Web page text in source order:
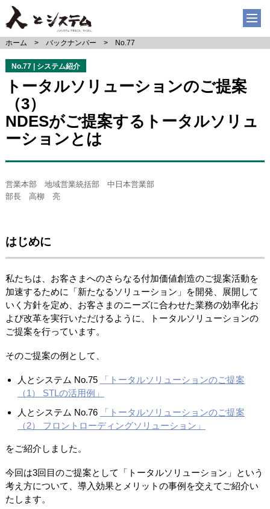
ホーム バックナンバー No.77
No.77 | システム紹介
トータルソリューションのご提案
（3）
NDESがご提案するトータルソリュ
ーションとは
営業本部 地域営業統括部 中日本営業部
部長 高柳 亮
はじめに
私たちは、お客さまへのさらなる付加価値創造のご提案活動を
加速するために「新たなるソリューション」を開発、展開して
いく方針を定め、お客さまのニーズに合わせた業務の効率化お
よび改革を実行いただけるように、トータルソリューションの
ご提案を行っています。
そのご提案の例として、
人とシステム No.75
「トータルソリューションのご提案
（1） STLの活用例」
人とシステム No.76
「トータルソリューションのご提案
（2） フロントローディングソリューション」
をご紹介しました。
今回は3回目のご提案として「トータルソリューション」という
考え方について、導入効果とメリットの事例を交えてご紹介い
たします。